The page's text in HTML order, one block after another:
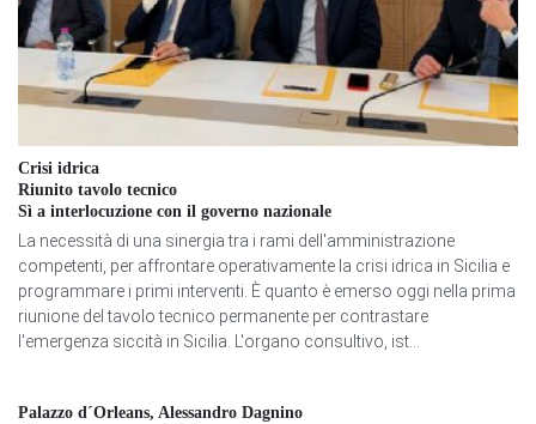
Crisi idrica
Riunito tavolo tecnico
Sì a interlocuzione con il governo nazionale
La necessità di una sinergia tra i rami dell'amministrazione
competenti, per affrontare operativamente la crisi idrica in Sicilia e
programmare i primi interventi. È quanto è emerso oggi nella prima
riunione del tavolo tecnico permanente per contrastare
l'emergenza siccità in Sicilia. L'organo consultivo, ist...
Palazzo d´Orleans, Alessandro Dagnino